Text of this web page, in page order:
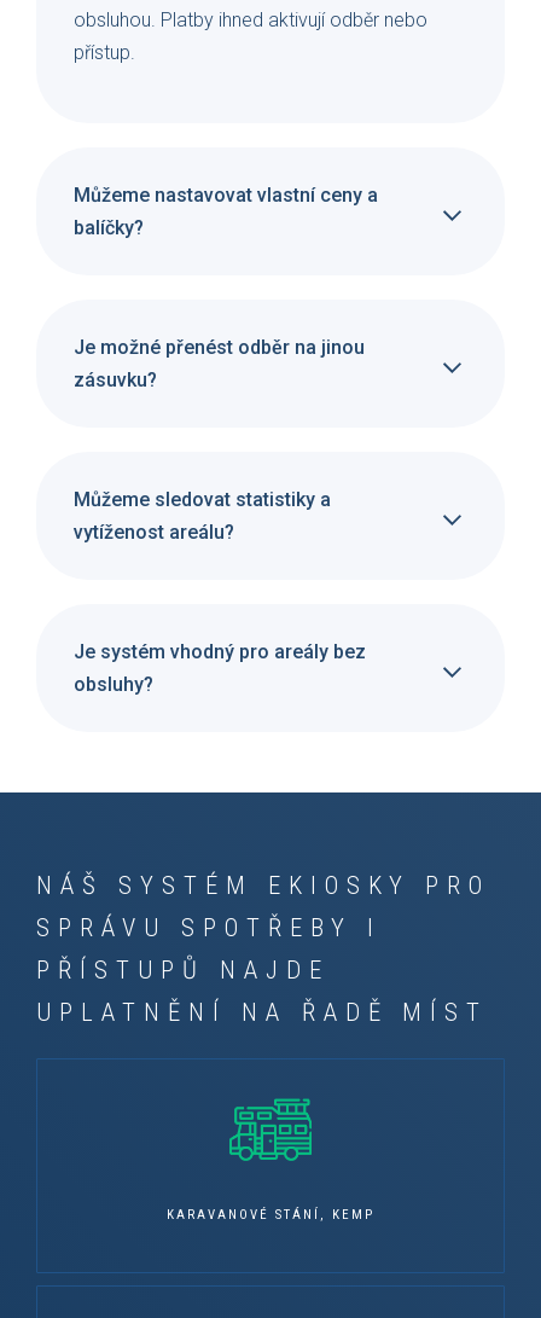
obsluhou. Platby ihned aktivují odběr nebo
přístup.
Můžeme nastavovat vlastní ceny a
balíčky?
Je možné přenést odběr na jinou
zásuvku?
Můžeme sledovat statistiky a
vytíženost areálu?
Je systém vhodný pro areály bez
obsluhy?
NÁŠ SYSTÉM EKIOSKY PRO
SPRÁVU SPOTŘEBY I
PŘÍSTUPŮ NAJDE
UPLATNĚNÍ NA ŘADĚ MÍST
KARAVANOVÉ STÁNÍ, KEMP